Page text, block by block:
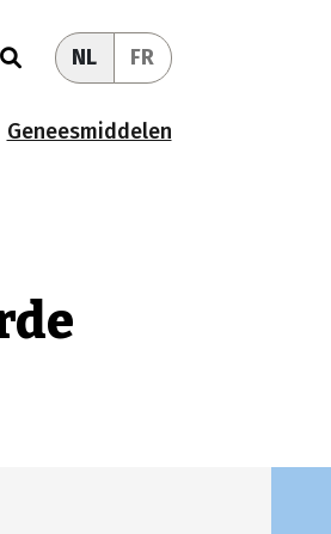
NL FR
Geneesmiddelen